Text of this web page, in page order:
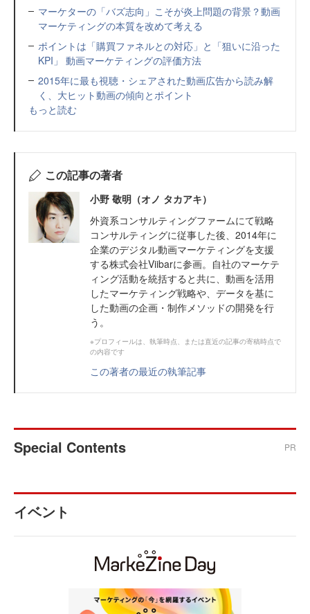
マーケターの「バズ志向」こそが炎上問題の背景？動画
マーケティングの本質を改めて考える
ポイントは「購買ファネルとの対応」と「狙いに沿った
KPI」 動画マーケティングの評価方法
2015年に最も視聴・シェアされた動画広告から読み解
く、大ヒット動画の傾向とポイント
もっと読む
この記事の著者
小野 敬明（オノ タカアキ）
外資系コンサルティングファームにて戦略
コンサルティングに従事した後、2014年に
企業のデジタル動画マーケティングを支援
する株式会社Viibarに参画。自社のマーケテ
ィング活動を統括すると共に、動画を活用
したマーケティング戦略や、データを基に
した動画の企画・制作メソッドの開発を行
う。
※プロフィールは、執筆時点、または直近の記事の寄稿時点で
の内容です
この著者の最近の執筆記事
Special Contents PR
イベント